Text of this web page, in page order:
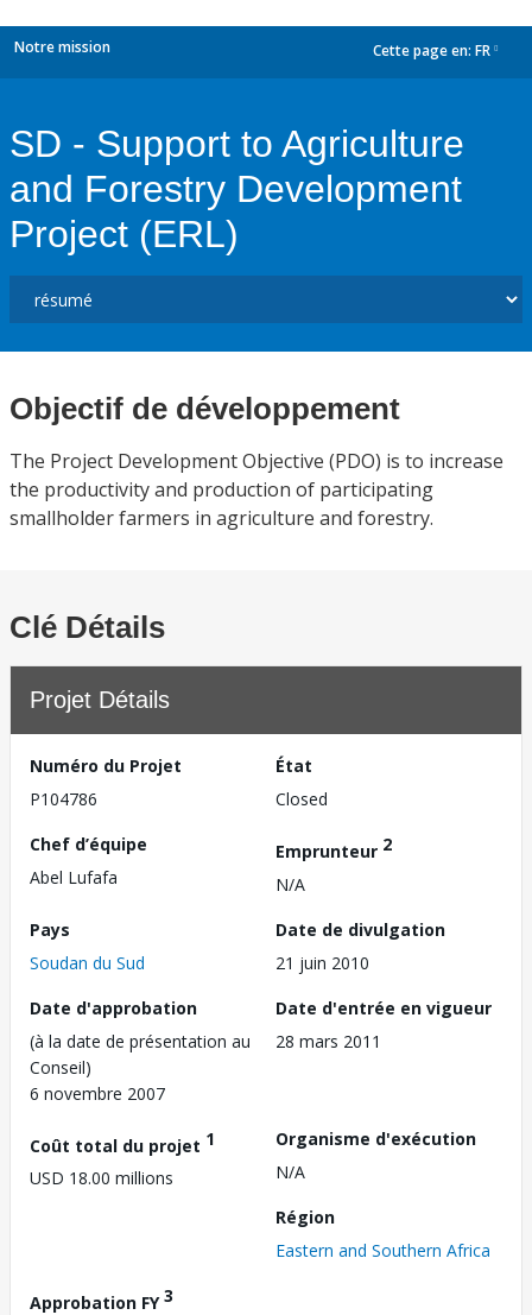
Notre mission Cette page en: FR
SD - Support to Agriculture
and Forestry Development
Project (ERL)
Objectif de développement
The Project Development Objective (PDO) is to increase
the productivity and production of participating
smallholder farmers in agriculture and forestry.
Clé Détails
Projet Détails
Numéro du Projet
P104786
État
Closed
Chef d’équipe
Abel Lufafa
Emprunteur 2
N/A
Pays
Soudan du Sud
Date de divulgation
21 juin 2010
Date d'approbation
(à la date de présentation au
Conseil)
6 novembre 2007
Date d'entrée en vigueur
28 mars 2011
Coût total du projet 1
USD 18.00 millions
Organisme d'exécution
N/A
Région
Eastern and Southern Africa
Approbation FY3